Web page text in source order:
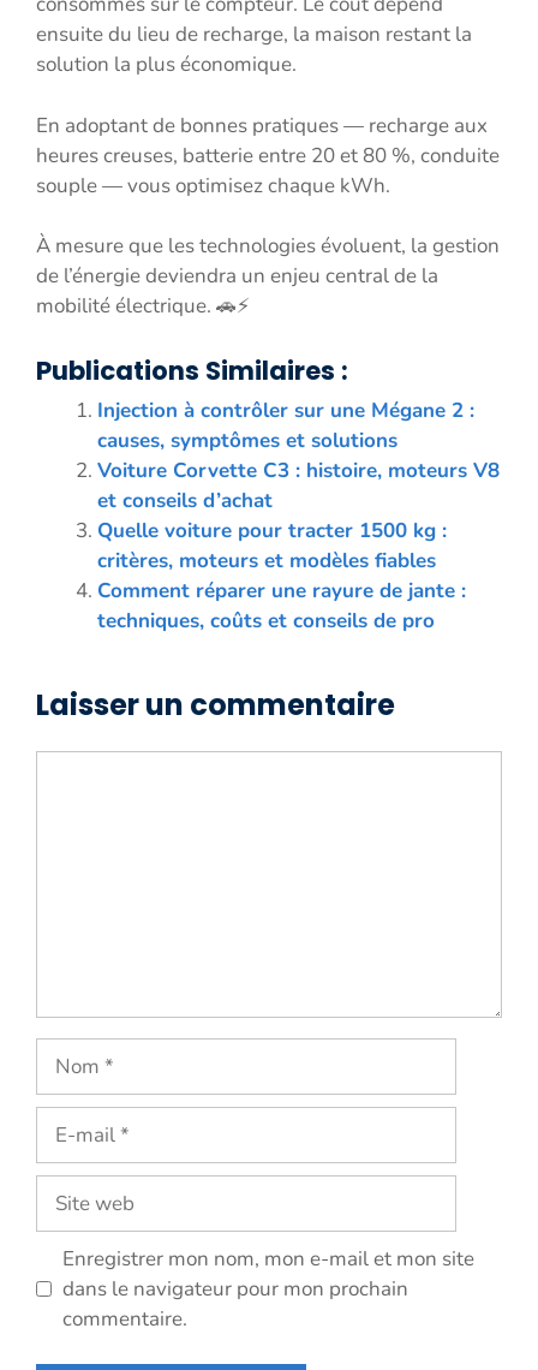
ensuite du lieu de recharge, la maison restant la
solution la plus économique.
En adoptant de bonnes pratiques — recharge aux
heures creuses, batterie entre 20 et 80 %, conduite
souple — vous optimisez chaque kWh.
À mesure que les technologies évoluent, la gestion
de l’énergie deviendra un enjeu central de la
mobilité électrique. 🚗⚡
Publications Similaires :
Injection à contrôler sur une Mégane 2 :
causes, symptômes et solutions
Voiture Corvette C3 : histoire, moteurs V8
et conseils d’achat
Quelle voiture pour tracter 1500 kg :
critères, moteurs et modèles fiables
Comment réparer une rayure de jante :
techniques, coûts et conseils de pro
Laisser un commentaire
Nom
mail
Site
web
Enregistrer mon nom, mon e-mail et mon site
dans le navigateur pour mon prochain
commentaire.